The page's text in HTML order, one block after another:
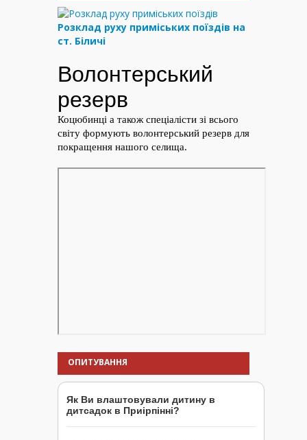
Розклад руху приміських поїздів на
ст. Біличі
ОПИТУВАННЯ
Як Ви влаштовували дитину в
дитсадок в Приірпінні?